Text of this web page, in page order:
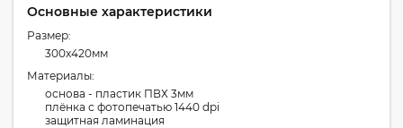
Основные характеристики
Размер:
300x420мм
Материалы:
основа - пластик ПВХ 3мм
плёнка с фотопечатью 1440 dpi
защитная ламинация